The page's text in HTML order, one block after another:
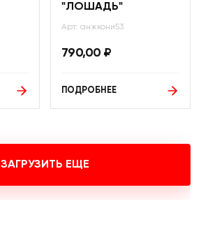
"ЛОШАДЬ"
Арт: анжкони53
790,00 ₽
ПОДРОБНЕЕ
ЗАГРУЗИТЬ ЕЩЕ